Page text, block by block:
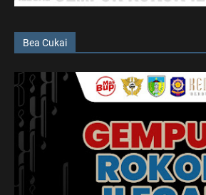
Bea Cukai